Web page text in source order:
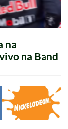
na
na Band